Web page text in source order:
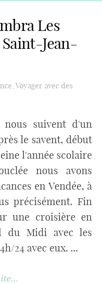
Les
Saint-Jean-
, Voyager avec des
nous suivent d'un
le savent, début
l'année scolaire
nous avons
en Vendée, à
précisément. Fin
une croisière en
du Midi avec les
24 avec eux. ...